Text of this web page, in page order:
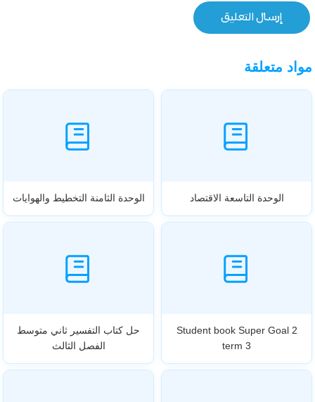
مواد متعلقة
الوحدة التاسعة الاقتصاد الوحدة الثامنة التخطيط والهوايات
Student book Super Goal 2
term 3
حل كتاب التفسير ثاني متوسط
الفصل الثالث